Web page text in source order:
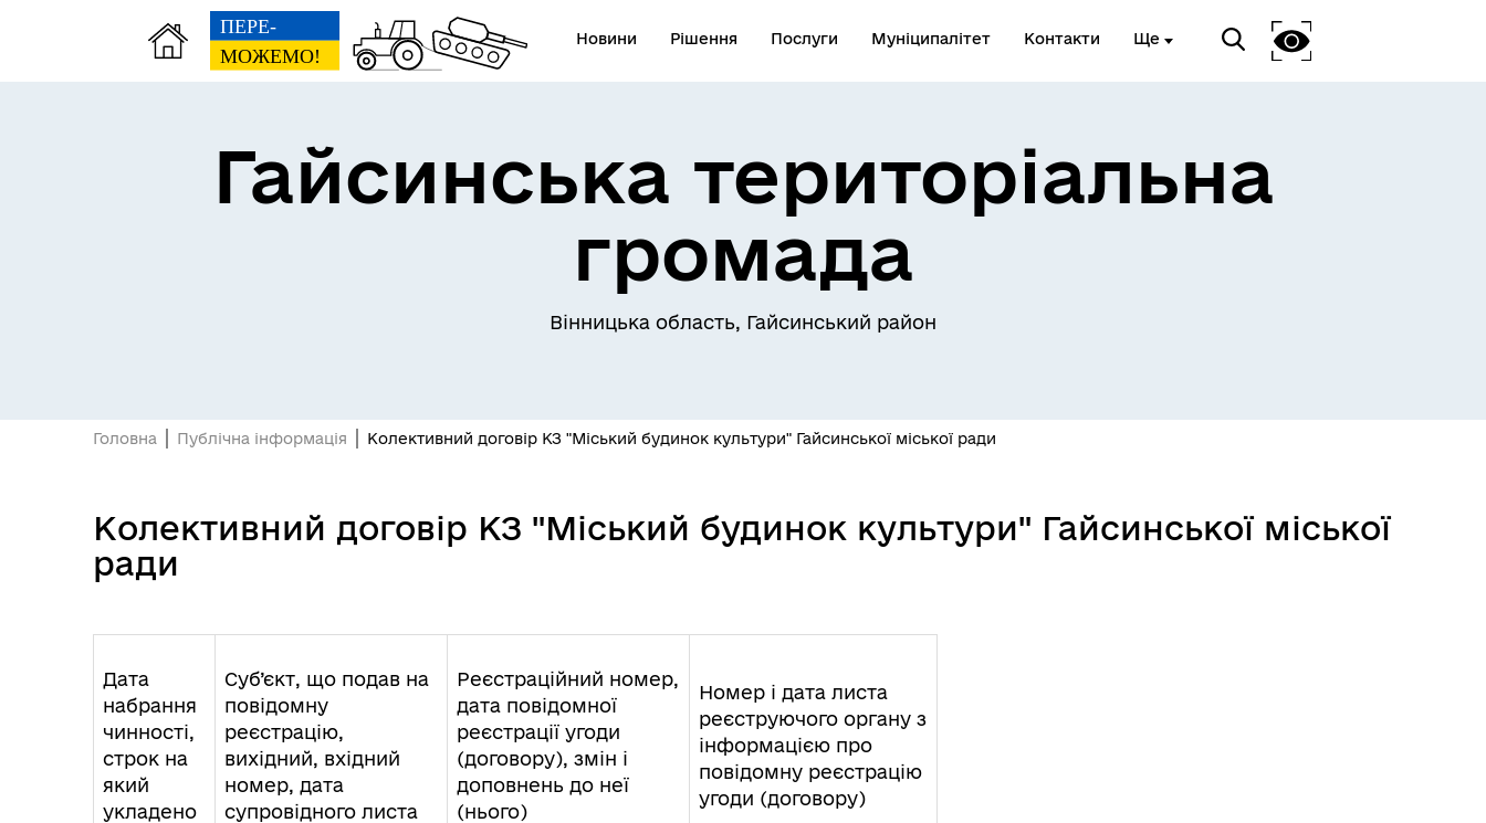
Новини Рішення Послуги Муніципалітет Контакти Ще
Про громаду
Ветеранська політика
Герої не вмирають
Публічна інформація
Телефони екстрених служб та
комунальних підприємств
Доступ до публічної
Гайсинська територіальна
громада
Вінницька область, Гайсинський район
Головна Публічна інформація Колективний договір КЗ "Міський будинок культури" Гайсинської міської ради
Колективний договір КЗ "Міський будинок культури" Гайсинської міської
ради
Дата
набрання
чинності,
строк на
який
укладено
Суб’єкт, що подав на
повідомну
реєстрацію,
вихідний, вхідний
номер, дата
супровідного листа
Реєстраційний номер,
дата повідомної
реєстрації угоди
(договору), змін і
доповнень до неї
(нього)
Номер і дата листа
реєструючого органу з
інформацією про
повідомну реєстрацію
угоди (договору)